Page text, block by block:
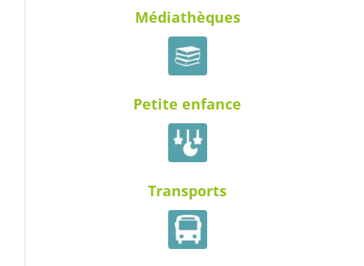
Médiathèques
Petite enfance
Transports